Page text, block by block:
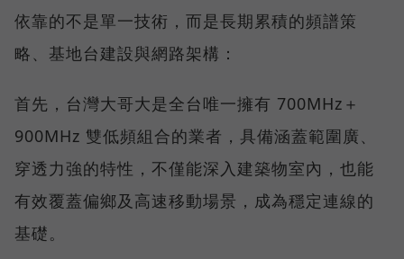
依靠的不是單一技術，而是長期累積的頻譜策
略、基地台建設與網路架構：
首先，台灣大哥大是全台唯一擁有 700MHz＋
900MHz 雙低頻組合的業者，具備涵蓋範圍廣、
穿透力強的特性，不僅能深入建築物室內，也能
有效覆蓋偏鄉及高速移動場景，成為穩定連線的
基礎。